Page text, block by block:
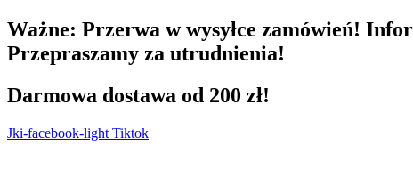
Przejdź
do
treści
Ważne: Przerwa w wysyłce zamówień!
Przepraszamy za utrudnienia!
Darmowa dostawa od 200 zł!
Jki-facebook-light Tiktok